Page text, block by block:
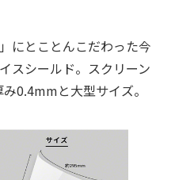
にとことんこだわった今
スシールド。スクリーン
0.4mmと大型サイズ。